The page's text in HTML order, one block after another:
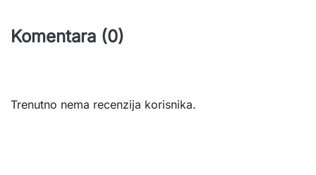
Komentara (0)
Trenutno nema recenzija korisnika.